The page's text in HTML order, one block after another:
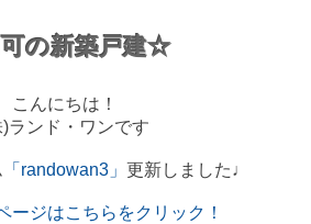
の新築戸建☆
こんにちは！
)ランド・ワンです
「randowan3」 更新しました♩
ージはこちらをクリック！